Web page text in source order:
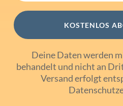
KOSTENLOS
Deine Daten werden
behandelt und nicht an
Versand erfolgt